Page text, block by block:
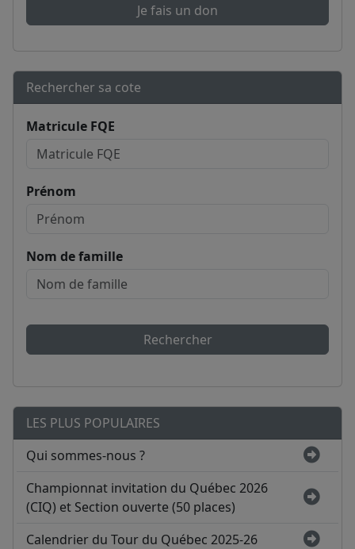
Je fais un don
Rechercher sa cote
Matricule FQE
Prénom
Nom de famille
Rechercher
LES PLUS POPULAIRES
Qui sommes-nous ?
Championnat invitation du Québec 2026
(CIQ) et Section ouverte (50 places)
Calendrier du Tour du Québec 2025-26